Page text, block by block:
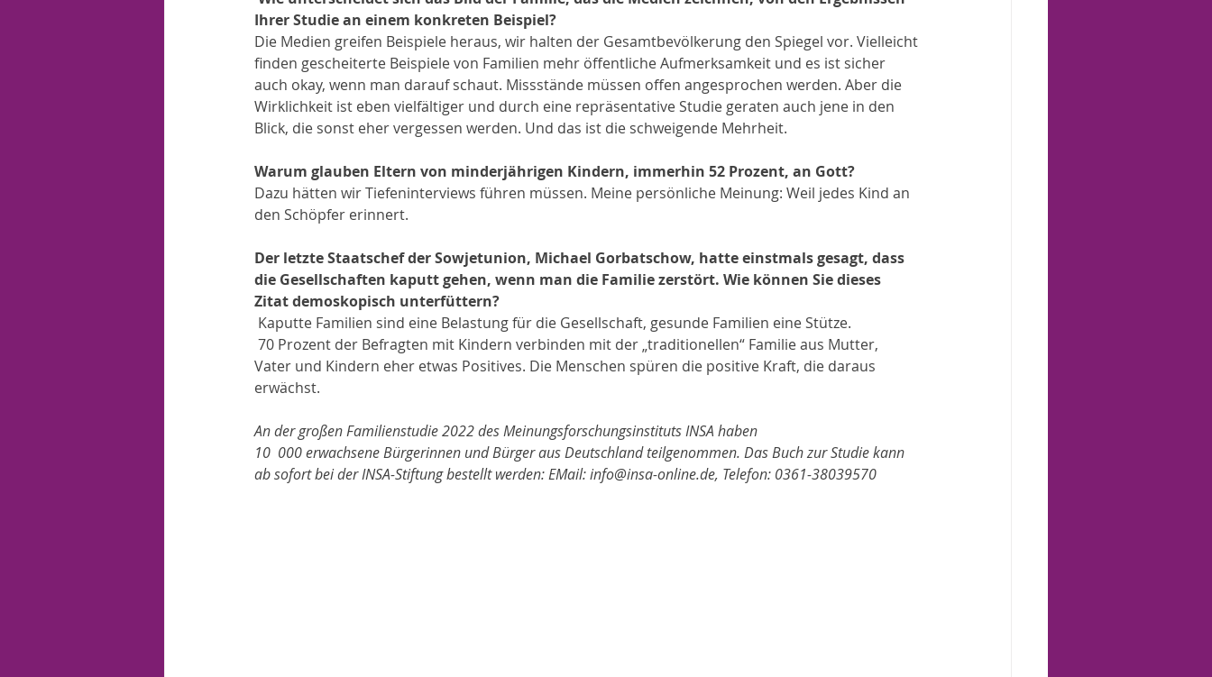
Ihrer Studie an einem konkreten Beispiel?
Die Medien greifen Beispiele heraus, wir halten der Gesamtbevölkerung den Spiegel vor. Vielleicht
finden gescheiterte Beispiele von Familien mehr öffentliche Aufmerksamkeit und es ist sicher
auch okay, wenn man darauf schaut. Missstände müssen offen angesprochen werden. Aber die
Wirklichkeit ist eben vielfältiger und durch eine repräsentative Studie geraten auch jene in den
Blick, die sonst eher vergessen werden. Und das ist die schweigende Mehrheit.
Warum glauben Eltern von minderjährigen Kindern, immerhin 52 Prozent, an Gott?
Dazu hätten wir Tiefeninterviews führen müssen. Meine persönliche Meinung: Weil jedes Kind an
den Schöpfer erinnert.
Der letzte Staatschef der Sowjetunion, Michael Gorbatschow, hatte einstmals gesagt, dass
die Gesellschaften kaputt gehen, wenn man die Familie zerstört. Wie können Sie dieses
Zitat demoskopisch unterfüttern?
Kaputte Familien sind eine Belastung für die Gesellschaft, gesunde Familien eine Stütze.
Vater und Kindern eher etwas Positives. Die Menschen spüren die positive Kraft, die daraus
erwächst.
An der großen Familienstudie 2022 des Meinungsforschungsinstituts INSA haben
10  000 erwachsene Bürgerinnen und Bürger aus Deutschland teilgenommen. Das Buch zur Studie kann
ab sofort bei der INSA-Stiftung bestellt werden: EMail: info@insa-online.de, Telefon: 0361-38039570